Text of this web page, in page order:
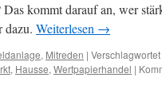
kommt darauf an, wer
dazu. Weiterlesen →
, Mitreden |
, Hausse, Wertpapierhandel |